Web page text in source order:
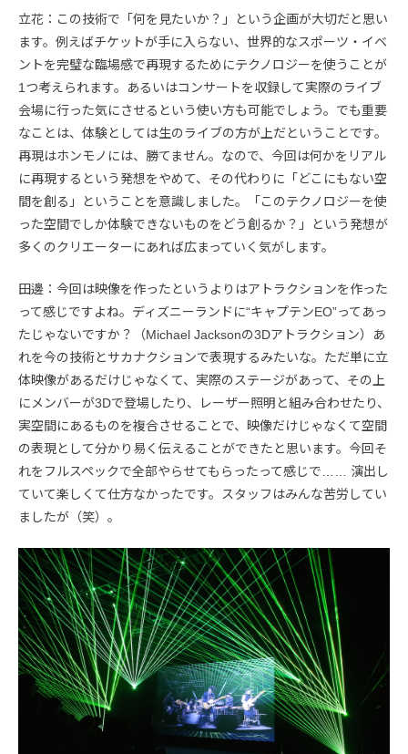
立花：この技術で「何を見たいか？」という企画が大切だと思い
ます。例えばチケットが手に入らない、世界的なスポーツ・イベ
ントを完璧な臨場感で再現するためにテクノロジーを使うことが
1つ考えられます。あるいはコンサートを収録して実際のライブ
会場に行った気にさせるという使い方も可能でしょう。でも重要
なことは、体験としては生のライブの方が上だということです。
再現はホンモノには、勝てません。なので、今回は何かをリアル
に再現するという発想をやめて、その代わりに「どこにもない空
間を創る」ということを意識しました。「このテクノロジーを使
った空間でしか体験できないものをどう創るか？」という発想が
多くのクリエーターにあれば広まっていく気がします。
田邊：今回は映像を作ったというよりはアトラクションを作った
って感じですよね。ディズニーランドに“キャプテンEO”ってあっ
たじゃないですか？（Michael Jacksonの3Dアトラクション）あ
れを今の技術とサカナクションで表現するみたいな。ただ単に立
体映像があるだけじゃなくて、実際のステージがあって、その上
にメンバーが3Dで登場したり、レーザー照明と組み合わせたり、
実空間にあるものを複合させることで、映像だけじゃなくて空間
の表現として分かり易く伝えることができたと思います。今回そ
れをフルスペックで全部やらせてもらったって感じで…… 演出し
ていて楽しくて仕方なかったです。スタッフはみんな苦労してい
ましたが（笑）。